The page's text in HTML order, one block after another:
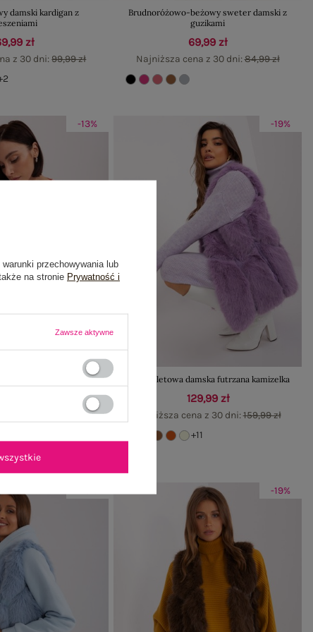
damski kardigan z
zł
z 30 dni:99,99 zł
Brudnoróżowo-beżowy sweter damski z
guzikami
69,99 zł
Najniższa cena z 30 dni:84,99 zł
-13%
damski z warkoczami
-19%
Jasnofioletowa damska futrzana kamizelka
129,99 zł
Najniższa cena z 30 dni:159,99 zł
+11
-19%
warunki przechowywania lub
na stronie Prywatność i
Zawsze aktywne